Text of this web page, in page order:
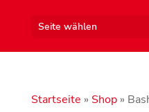
Seite wählen
Startseite » Shop»